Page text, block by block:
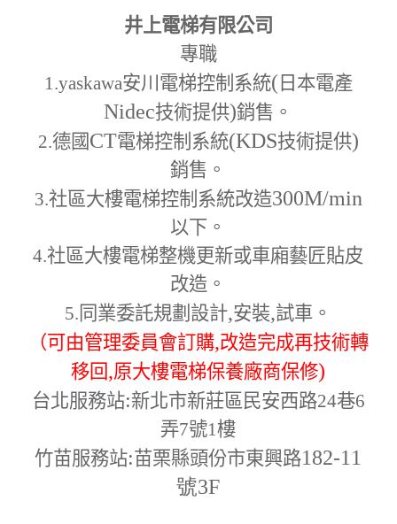
井上電梯有限公司
專職
1.yaskawa安川電梯控制系統( 日本電產
Nidec技術提供)銷售。
2.德國 CT電梯控制系統(KDS技術提供)
銷售。
3.社區大樓電梯控制系統改造300M/min
以下。
4.社區大樓電梯整機更新或車廂藝匠貼皮
改造。
5. 同業委託規劃設計,安裝,試車。
（可由管理委員會訂購,改造完成再技術轉
移回,原大樓電梯保養廠商保修)
台北服務站:新北市新莊區民安西路24巷6
弄7號1樓
竹苗服務站:苗栗縣頭份市東興路182-11
號3F